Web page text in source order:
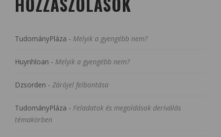
TudományPláza - Melyik a gyengébb nem?
Huynhloan - Melyik a gyengébb nem?
Dzsorden - Zárójel felbontása
TudományPláza - Feladatok és megoldások deriválás
témakörben